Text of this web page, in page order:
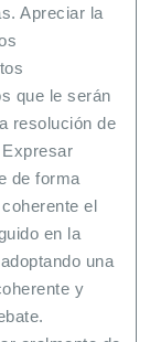
Apreciar la
que le serán
resolución de
de forma
el
en la
una
y